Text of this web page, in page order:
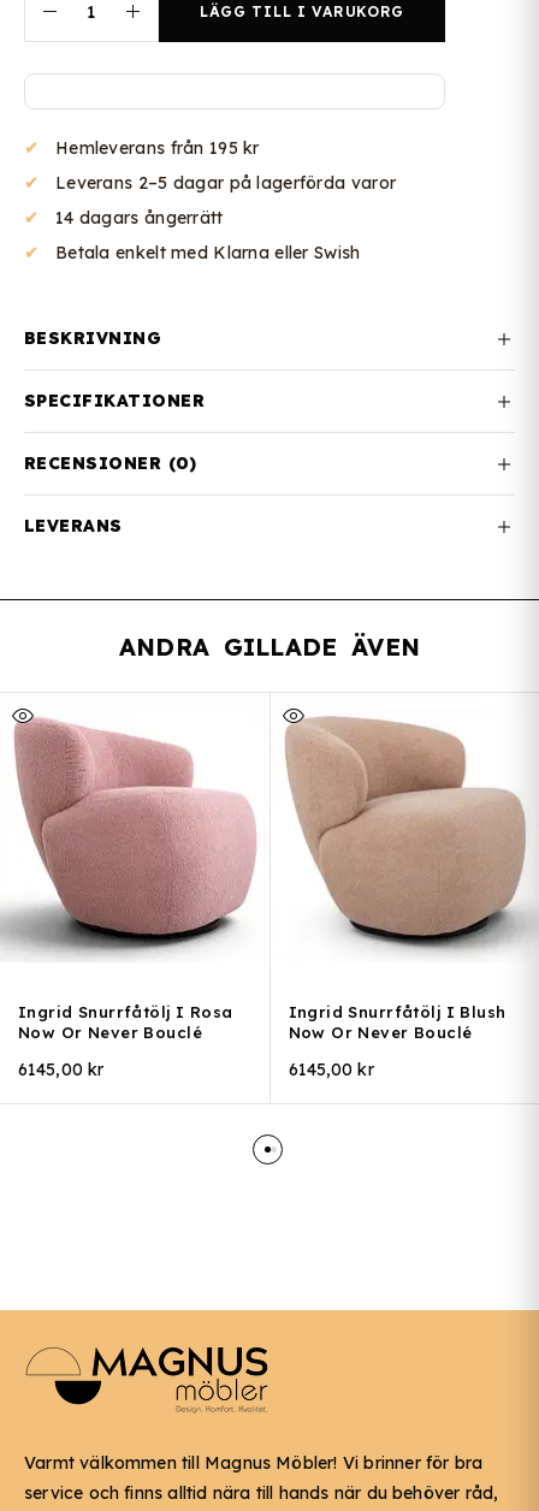
LÄGG TILL I VARUKORG
Hemleverans från 195 kr
Leverans 2–5 dagar på lagerförda varor
14 dagars ångerrätt
Betala enkelt med Klarna eller Swish
BESKRIVNING
SPECIFIKATIONER
RECENSIONER (0)
LEVERANS
ANDRA GILLADE ÄVEN
Ingrid Snurrfåtölj I Rosa
Now Or Never Bouclé
6145,00 kr
Ingrid Snurrfåtölj I Blush
Now Or Never Bouclé
6145,00kr
Varmt välkommen till Magnus Möbler! Vi brinner för bra
service och finns alltid nära till hands när du behöver råd,